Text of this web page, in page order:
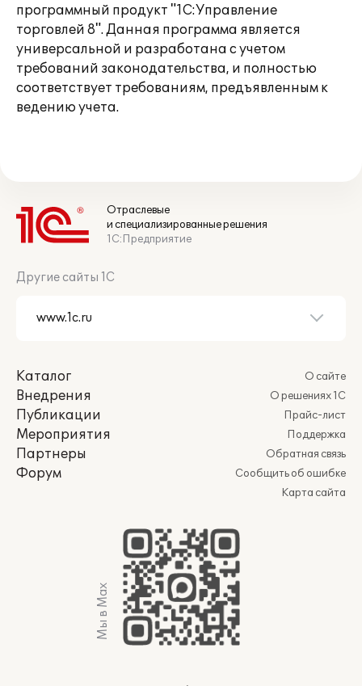
программный продукт "1С:Управление
торговлей 8". Данная программа является
универсальной и разработана с учетом
требований законодательства, и полностью
соответствует требованиям, предъявленным к
ведению учета.
Отраслевые
и специализированные решения
1С:Предприятие
Другие сайты 1С
Каталог
Внедрения
Публикации
Мероприятия
Партнеры
Форум
О сайте
О решениях 1С
Прайс-лист
Поддержка
Обратная связь
Сообщить об ошибке
Карта сайта
Мы в Max